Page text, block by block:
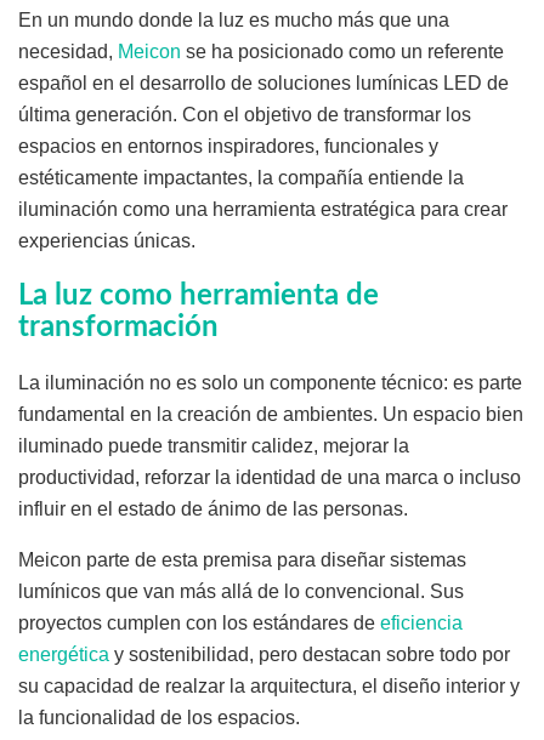
En un mundo donde la luz es mucho más que una
necesidad, Meicon se ha posicionado como un referente
español en el desarrollo de soluciones lumínicas LED de
última generación. Con el objetivo de transformar los
espacios en entornos inspiradores, funcionales y
estéticamente impactantes, la compañía entiende la
iluminación como una herramienta estratégica para crear
experiencias únicas.
La luz como herramienta de
transformación
La iluminación no es solo un componente técnico: es parte
fundamental en la creación de ambientes. Un espacio bien
iluminado puede transmitir calidez, mejorar la
productividad, reforzar la identidad de una marca o incluso
influir en el estado de ánimo de las personas.
Meicon parte de esta premisa para diseñar sistemas
lumínicos que van más allá de lo convencional. Sus
proyectos cumplen con los estándares de eficiencia
energética y sostenibilidad, pero destacan sobre todo por
su capacidad de realzar la arquitectura, el diseño interior y
la funcionalidad de los espacios.